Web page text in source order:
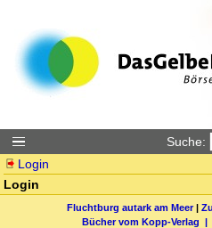
Suche:
Login
Login
Fluchtburg autark am Meer|
Bücher vom Kopp-Verlag |